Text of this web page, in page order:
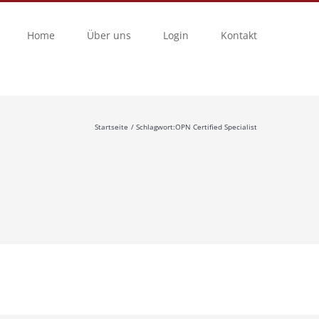
Home Über uns Login Kontakt
Startseite Schlagwort:OPN Certified Specialist